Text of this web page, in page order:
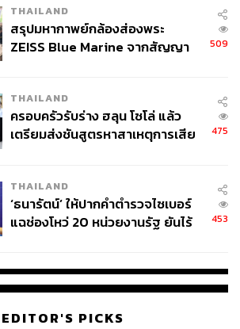
THAILAND
สรุปมหากาพย์กล้องส่องพระ
ZEISS Blue Marine จากสัญญา
จ่ายหนี้-แอบระบุแบรนด์
509
THAILAND
ครอบครัวรับร่าง ฮลุน โซโล่ แล้ว
เตรียมส่งชันสูตรหาสาเหตุการเสีย
475
THAILAND
‘ธนารัตน์’ ให้ปากคำตำรวจไซเบอร์
แฉช่องโหว่ 20 หน่วยงานรัฐ ยันไร้
453
EDITOR'S PICKS